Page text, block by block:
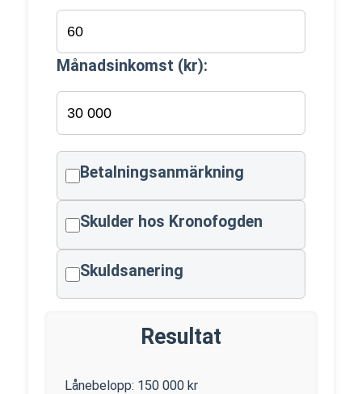
Månadsinkomst (kr):
Betalningsanmärkning
Skulder hos Kronofogden
Skuldsanering
Resultat
Lånebelopp: 150 000 kr